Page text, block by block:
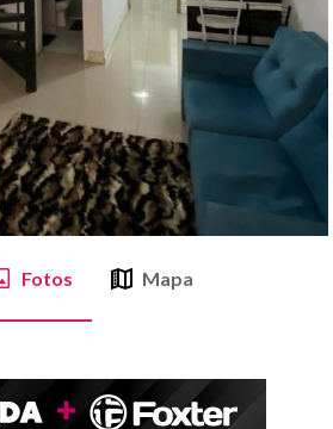
Fotos Mapa